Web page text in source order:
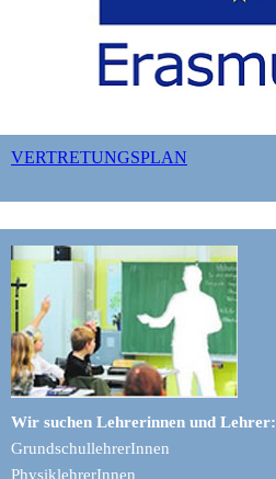
VERTRETUNGSPLAN
Wir suchen Lehrerinnen und Lehrer:
GrundschullehrerInnen
PhysiklehrerInnen